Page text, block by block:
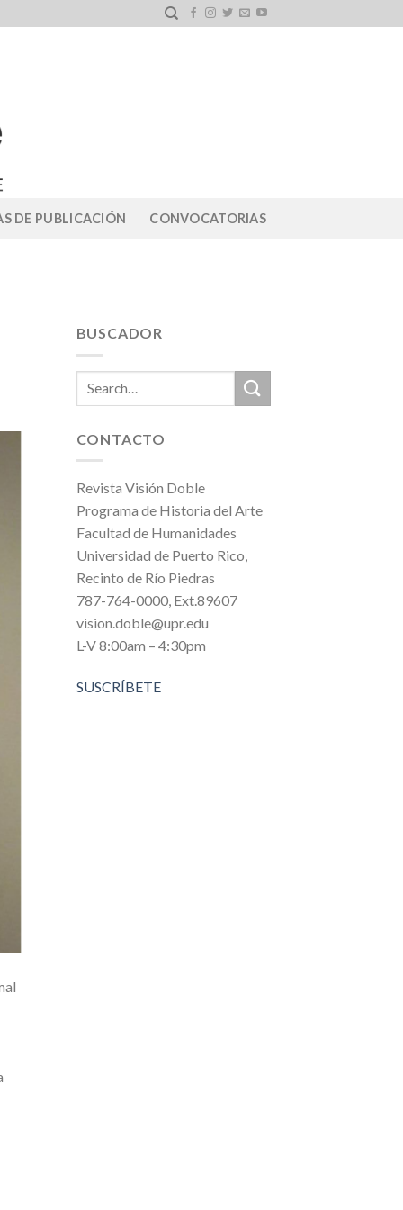
DE PUBLICACIÓN CONVOCATORIAS
BUSCADOR
CONTACTO
Revista Visión Doble
Programa de Historia del Arte
Facultad de Humanidades
Universidad de Puerto Rico,
Recinto de Río Piedras
787-764-0000, Ext.89607
vision.doble@upr.edu
L-V 8:00am – 4:30pm
SUSCRÍBETE